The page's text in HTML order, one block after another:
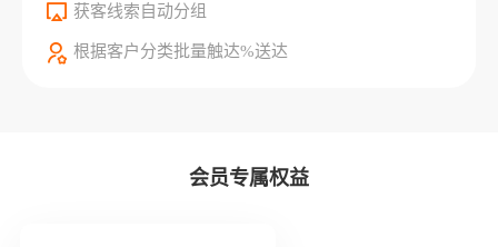
获客线索自动分组
根据客户分类批量触达%送达
会员专属权益